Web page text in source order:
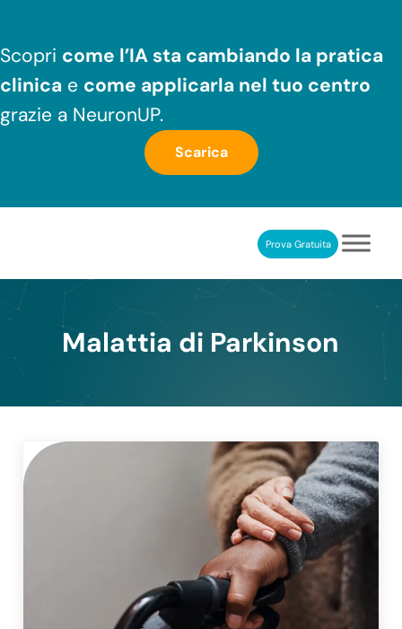
Scopri come l’IA sta cambiando la pratica
clinica e come applicarla nel tuo centro
grazie a NeuronUP.
Scarica
RIABILITAZIONE COGNITIVA PROFESSIONALEProva Gratuita
Malattia di Parkinson